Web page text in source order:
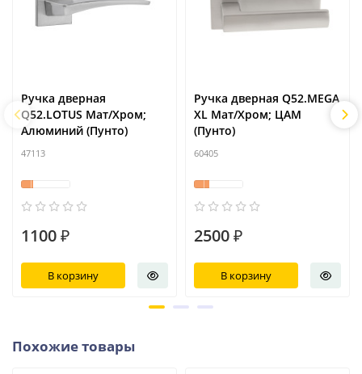
Ручка дверная
Q52.LOTUS Мат/Хром;
Алюминий (Пунто)
47113
1100 ₽
В корзину
Ручка дверная Q52.MEGA
XL Мат/Хром; ЦАМ
(Пунто)
60405
2500 ₽
В корзину
Похожие товары